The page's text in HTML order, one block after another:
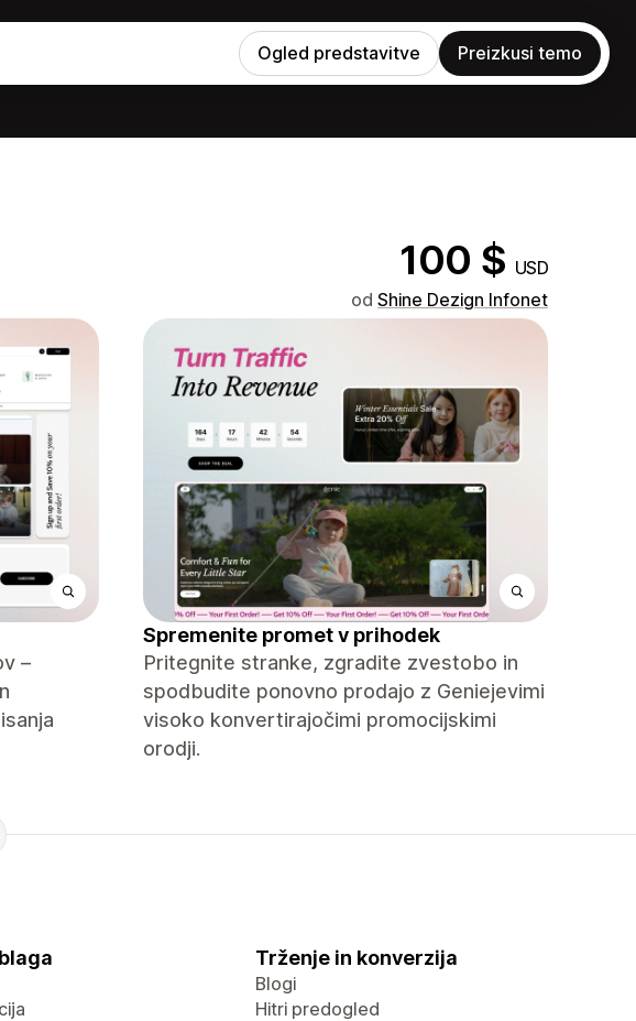
Ogled predstavitve Preizkusi temo
100 $ USD
od Shine Dezign Infonet
–
Spremenite promet v prihodek
Pritegnite stranke, zgradite zvestobo in
spodbudite ponovno prodajo z Geniejevimi
visoko konvertirajočimi promocijskimi
orodji.
Trženje in konverzija
Blogi
Hitri predogled